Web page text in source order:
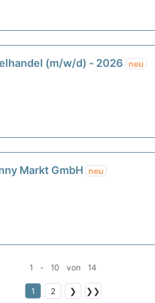
(m/w/d) - 2026 neu
Markt GmbH neu
1 - 10 von 14
1 2 ❯ ❯❯